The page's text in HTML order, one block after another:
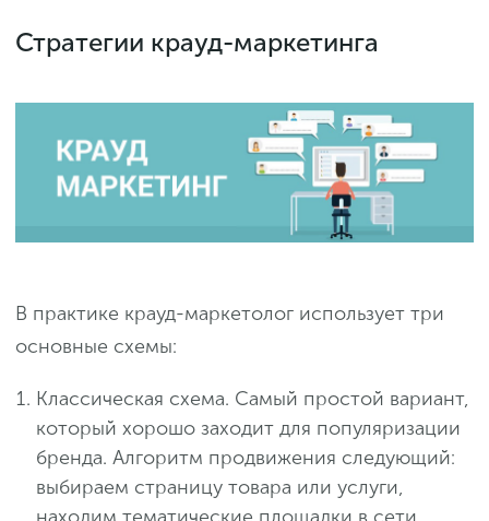
Стратегии крауд-маркетинга
В практике крауд-маркетолог использует три
основные схемы:
Классическая схема. Самый простой вариант,
который хорошо заходит для популяризации
бренда. Алгоритм продвижения следующий:
выбираем страницу товара или услуги,